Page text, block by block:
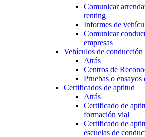
Comunicar
renting
Informes de
Comunicar
empresas
Vehículos de conducción
Atrás
Centros de
Pruebas o
Certificados de aptitud
Atrás
Certificado de
formación vial
Certificado de
escuelas de